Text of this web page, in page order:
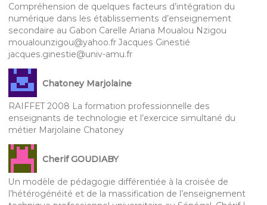
Compréhension de quelques facteurs d’intégration du
numérique dans les établissements d’enseignement
secondaire au Gabon Carelle Ariana Moualou Nzigou
moualounzigou@yahoo.fr Jacques Ginestié
jacques.ginestie@univ-amu.fr
Chatoney Marjolaine
RAIFFET 2008 La formation professionnelle des
enseignants de technologie et l’exercice simultané du
métier Marjolaine Chatoney
Cherif GOUDIABY
Un modèle de pédagogie différentiée à la croisée de
l’hétérogénéité et de la massification de l’enseignement